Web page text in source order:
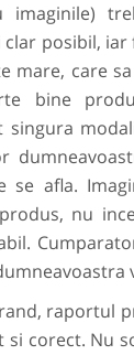
imaginile)
clar posibil,
mare, care
bine
singura
se afla.
nu
raportul
si corect. Nu